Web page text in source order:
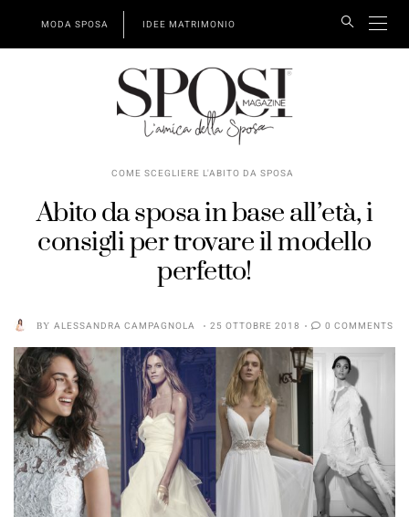
MODA SPOSA IDEE MATRIMONIO
COME SCEGLIERE L'ABITO DA SPOSA
Abito da sposa in base all’età, i
consigli per trovare il modello
perfetto!
BY ALESSANDRA CAMPAGNOLA 25 OTTOBRE 2018 0 COMMENTS